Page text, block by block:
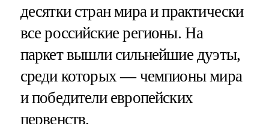
десятки стран мира и практически
все российские регионы. На
паркет вышли сильнейшие дуэты,
среди которых — чемпионы мира
и победители европейских
первенств.